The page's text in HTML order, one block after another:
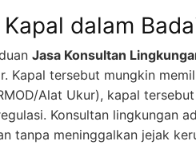
dalam
Jasa Konsultan
Kapal tersebut mungkin
Alat Ukur), kapal
Konsultan lingkungan
tanpa meninggalkan jejak